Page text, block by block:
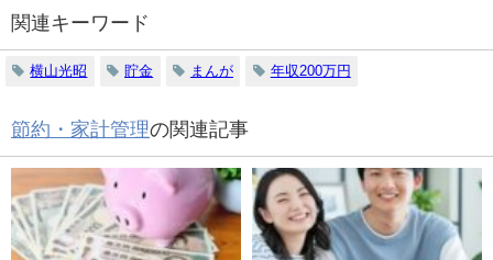
関連キーワード
横山光昭 貯金 まんが 年収200万円
節約・家計管理の関連記事